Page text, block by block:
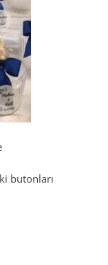
butonları